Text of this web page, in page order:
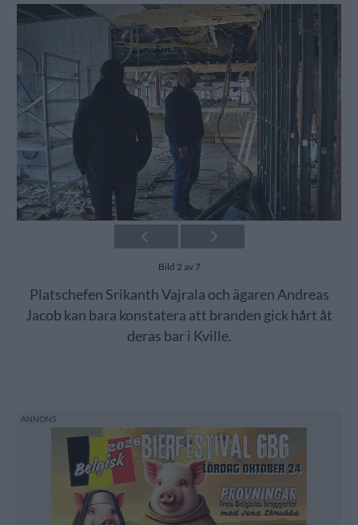
Bild 2 av 7
Platschefen Srikanth Vajrala och ägaren Andreas
Jacob kan bara konstatera att branden gick hårt åt
deras bar i Kville.